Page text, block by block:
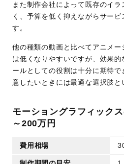
また制作会社によって既存のイ
く、予算を低く抑えながらサー
す。
他の種類の動画と比べてアニメー
は低くなりやすいですが、効果
ールとしての役割は十分に期待で
意したいときには最適な選択肢と
モーショングラフィック
～200万円
費用相場